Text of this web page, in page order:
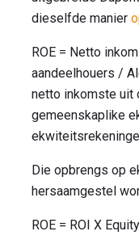
dieselfde manier
ROE = Netto
aandeelhouers /
netto inkomste uit
gemeenskaplike
Die opbrengs op
hersaamgestel
ROE = ROI X